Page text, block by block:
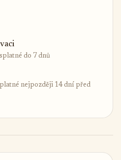
do 7 dnů
nejpozději 14 dní před